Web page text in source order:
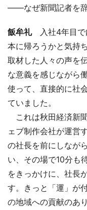
――なぜ新聞記者を
飯牟礼入社4年目で
本に帰ろうかと気持
取材した人々の声を
な意義を感じながら
使って、直接的に社
ていました。
これは秋田経済新
ェブ制作会社が運営
の社長を前にしなが
い、その場で10分も
をきっかけに、社長
す。きっと「運」が
の地域への貢献のあ